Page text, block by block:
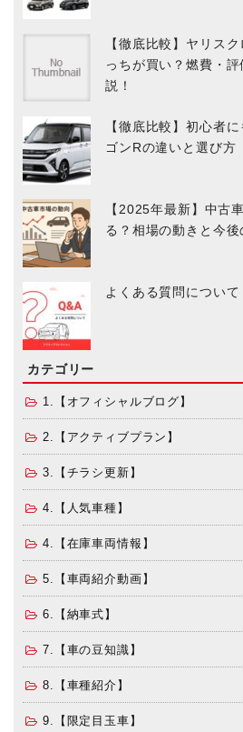
【徹底比較】ヤリス
っちが買い？燃費・
説！
【徹底比較】初心者
ゴンRの違いと選び方
【2025年最新】中古
る？相場の動きと今後
よくある質問について
カテゴリー
1.【オフィシャルブログ】
2.【アクティブプラン】
3.【チラシ更新】
4.【人気車種】
4.【在庫車両情報】
5.【車両紹介動画】
6.【納車式】
7.【車の豆知識】
8.【車種紹介】
9.【限定目玉車】